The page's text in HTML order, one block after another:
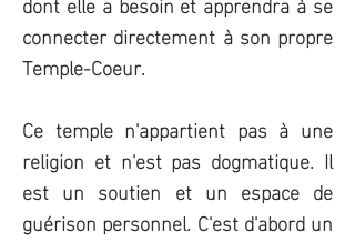
connecter directement à son propre
Temple-Coeur.
Ce temple n'appartient pas à une
religion et n'est pas dogmatique. Il
est un soutien et un espace de
guérison personnel. C'est d'abord un